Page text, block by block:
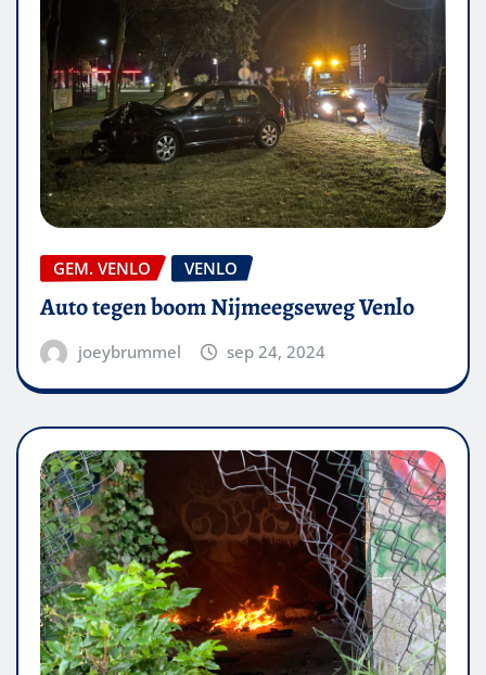
GEM. VENLO VENLO
Auto tegen boom Nijmeegseweg Venlo
joeybrummel sep 24, 2024